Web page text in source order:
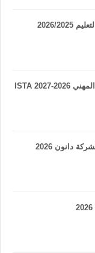
طريقة الاطلاع على نتائج التكوين المهني 2026-2027 ISTA
التسجيل في الإستمارة الرسمية لشركة دانون 2026